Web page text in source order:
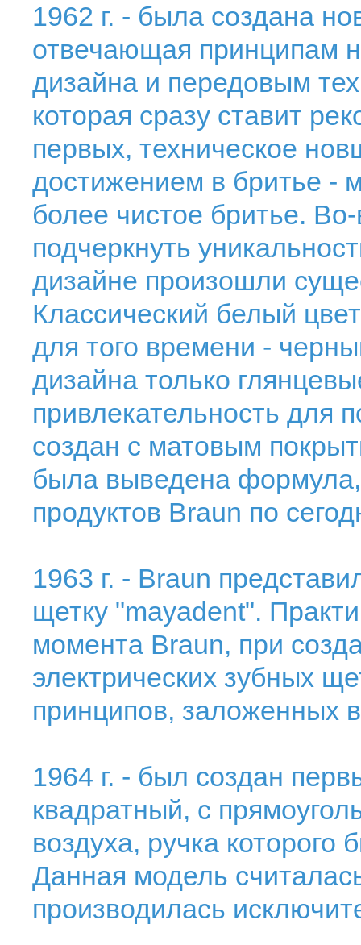
1962 г. - была создана
отвечающая принципам
дизайна и передовым
которая сразу ставит
первых, техническое
достижением в бритье -
более чистое бритье.
подчеркнуть
дизайне произошли
Классический белый
для того времени -
дизайна только
привлекательность для
создан с матовым
была выведена формула,
продуктов Braun по
1963 г. - Braun
щетку "mayadent".
момента Braun, при
электрических зубных
принципов, заложенных
1964 г. - был создан
квадратный, с
воздуха, ручка
Данная модель
производилась